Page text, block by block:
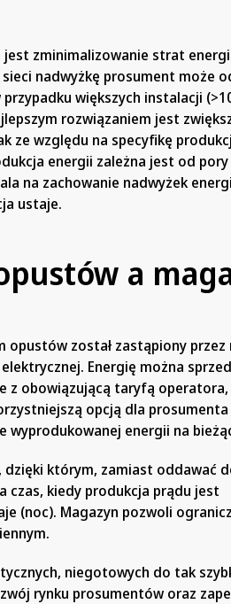
zminimalizowanie strat
nadwyżkę prosument może
większych instalacji
rozwiązaniem jest
ze względu na specyfikę
energii zależna jest od pory
na zachowanie nadwyżek
ustaje.
a
opustów został zastąpiony przez
Energię można
z obowiązującą taryfą operatora,
opcją dla
wyprodukowanej energii na
którym, zamiast oddawać
czas, kiedy produkcja prądu jest
(noc). Magazyn pozwoli
niegotowych do tak
rynku prosumentów oraz